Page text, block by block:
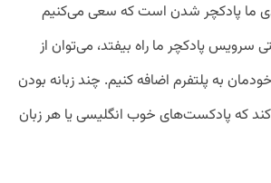
ما پادکچر شدن است که سعی می‌کنیم
سرویس پادکچر ما راه بیفتد، می‌توان از
به پلتفرم اضافه کنیم. چند زبانه بودن
که پادکست‌های خوب انگلیسی یا هر زبان